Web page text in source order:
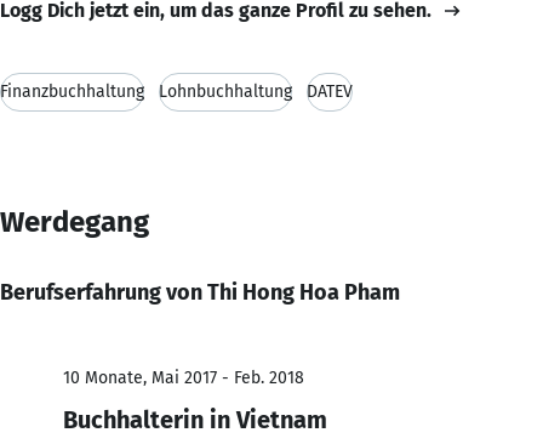
Logg Dich jetzt ein, um das ganze Profil zu sehen.
Finanzbuchhaltung Lohnbuchhaltung DATEV
Werdegang
Berufserfahrung von Thi Hong Hoa Pham
10 Monate, Mai 2017 - Feb. 2018
Buchhalterin in Vietnam